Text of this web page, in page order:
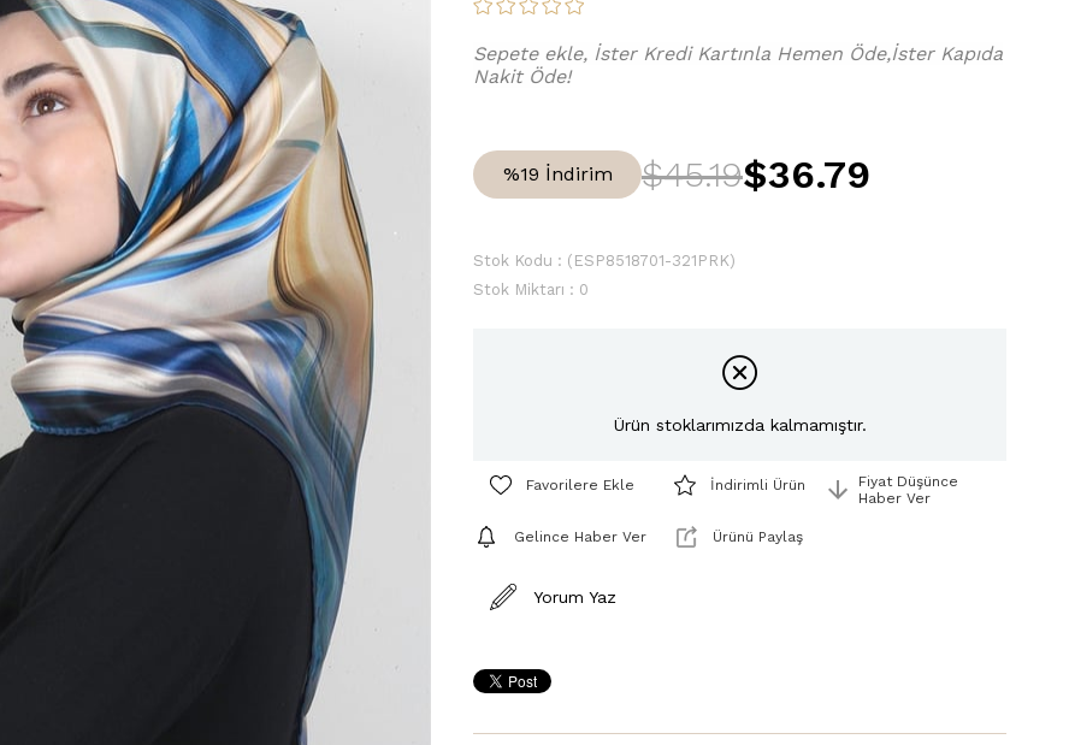
Sepete ekle, İster Kredi Kartınla Hemen Öde,İster Kapıda
Nakit Öde!
%19 İndirim $45.19$36.79
Stok Kodu
(ESP8518701-321PRK)
Stok Miktarı : 0
Ürün stoklarımızda kalmamıştır.
Favorilere Ekle İndirimli Ürün
Fiyat Düşünce
Haber Ver
Gelince Haber Ver Ürünü Paylaş
Yorum Yaz